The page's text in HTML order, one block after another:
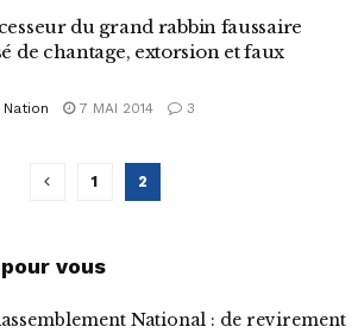
du grand rabbin faussaire
de chantage, extorsion et faux
7 MAI 2014 3
1 2
vous
National : de revirement